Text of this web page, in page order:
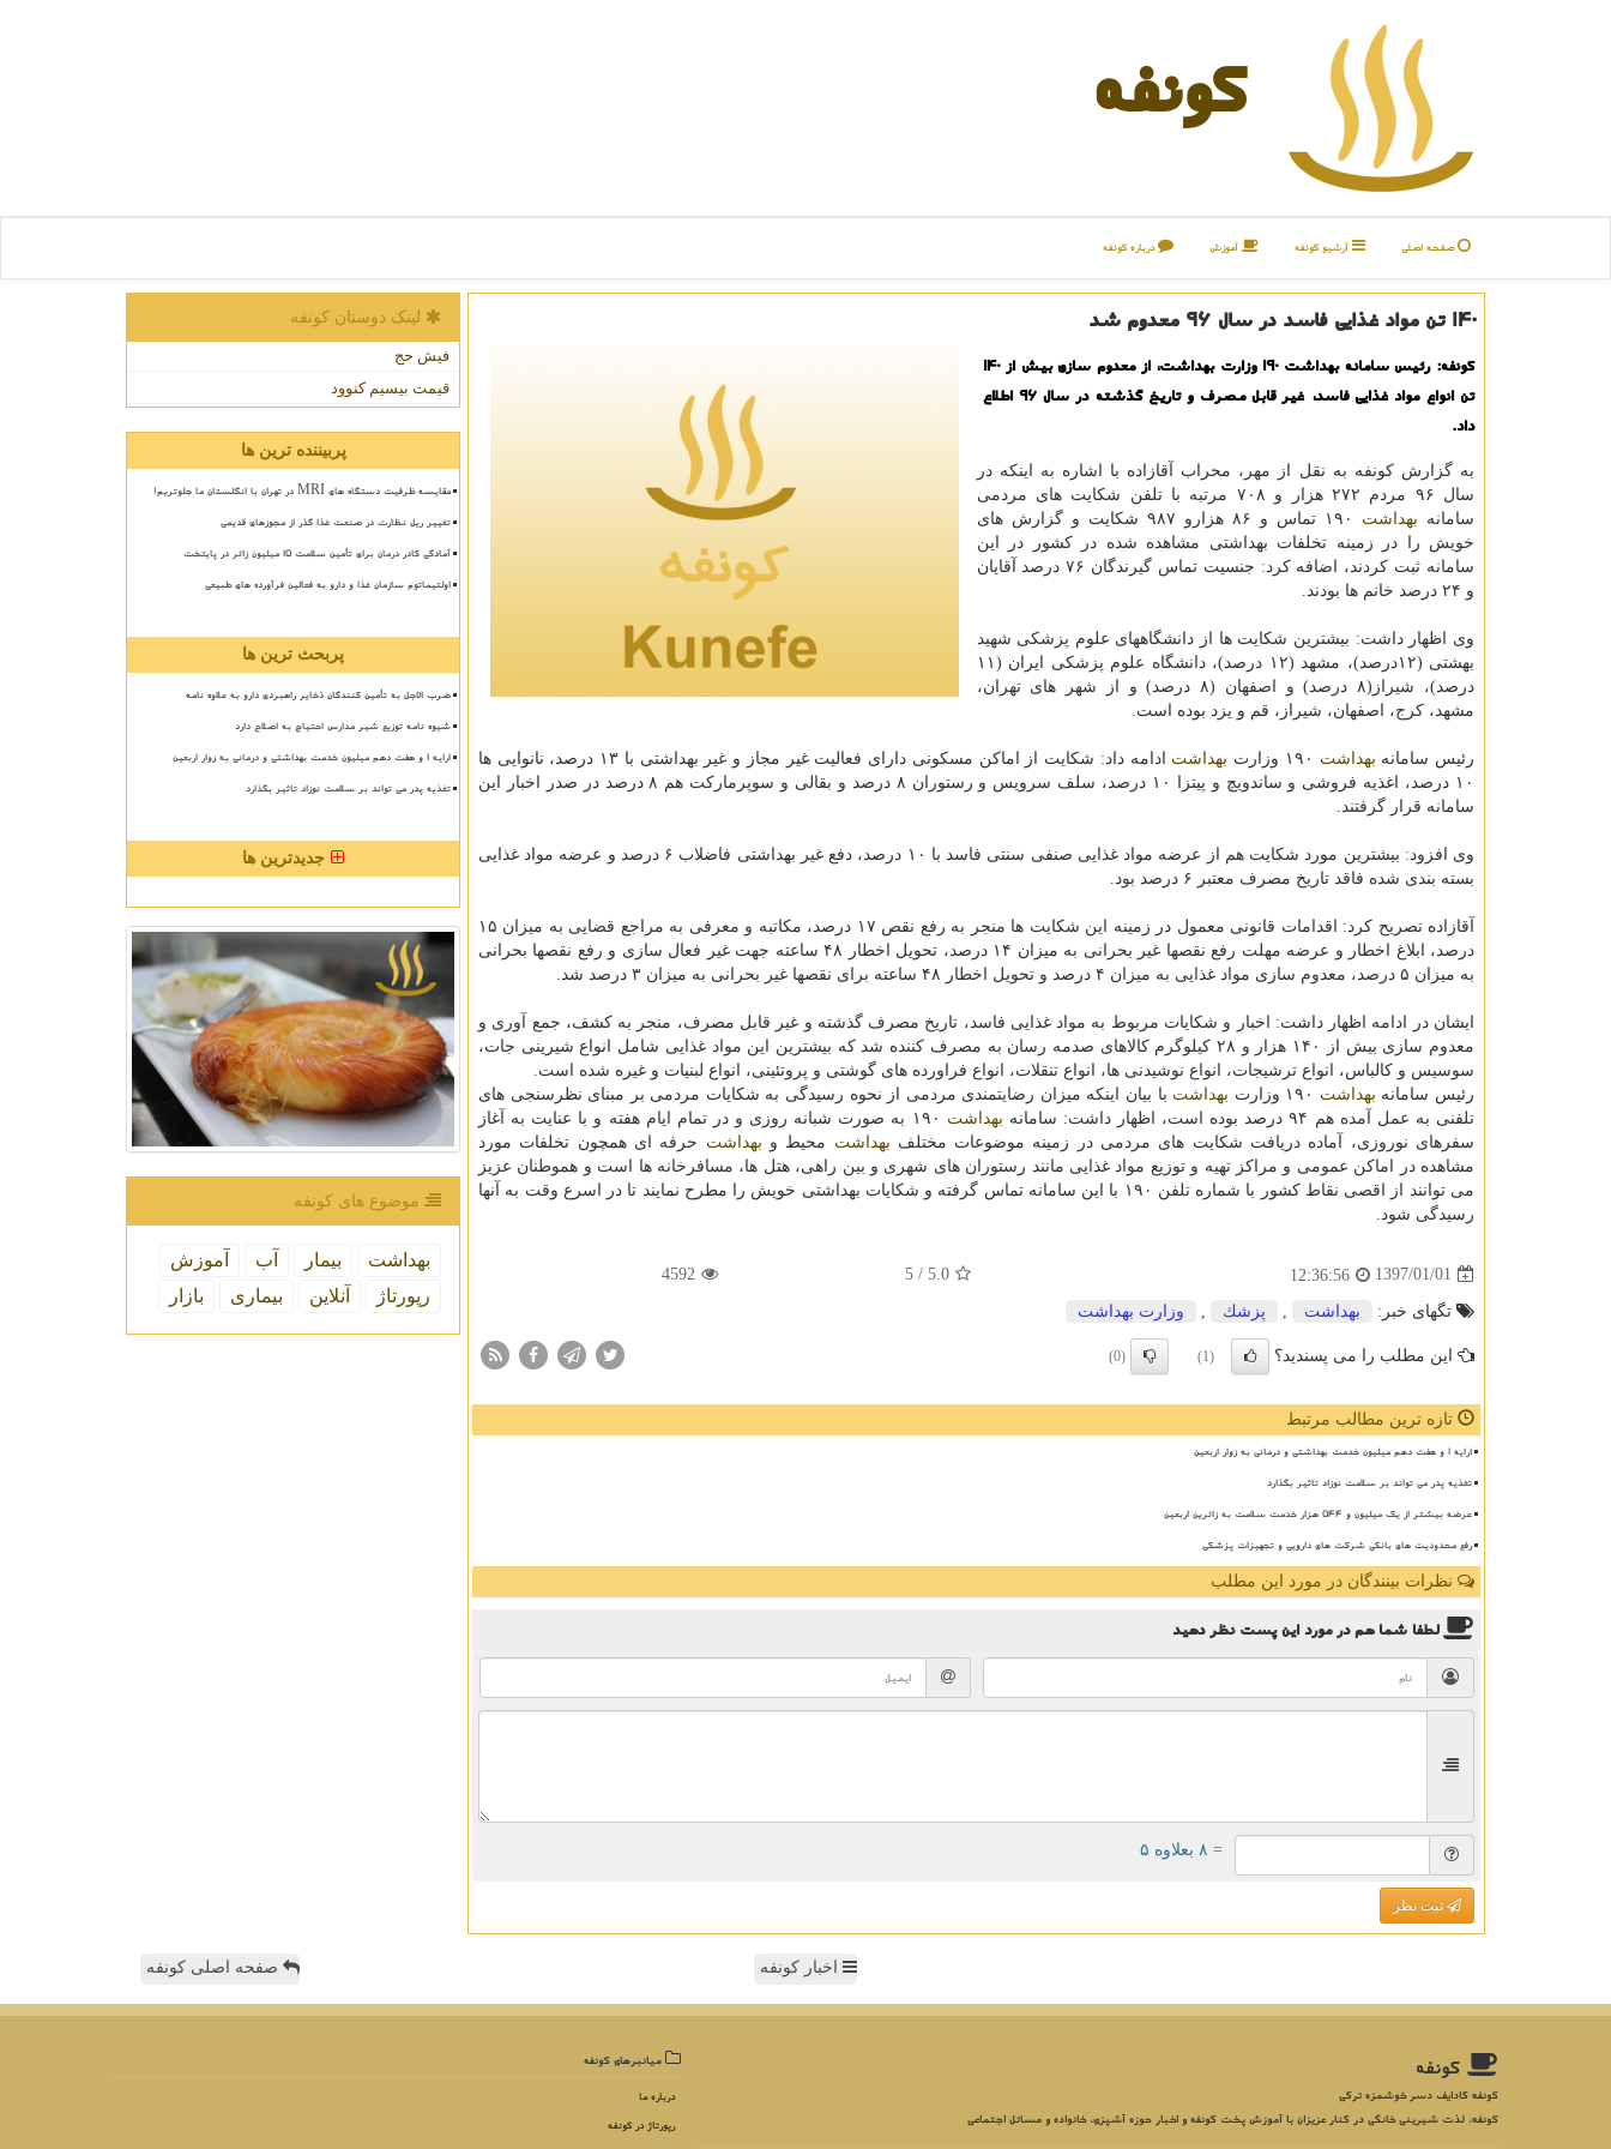
كونفه
صفحه اصلی آرشیو كونفه آموزش درباره كونفه
۱۴۰ تن مواد غذایی فاسد در سال ۹۶ معدوم شد
كونفه: رئیس سامانه بهداشت ۱۹۰ وزارت بهداشت، از معدوم سازی بیش از ۱۴۰
تن انواع مواد غذایی فاسد، غیر قابل مصرف و تاریخ گذشته در سال ۹۶ اطلاع
داد.
به گزارش كونفه به نقل از مهر، محراب آقازاده با اشاره به اینكه در
سال ۹۶ مردم ۲۷۲ هزار و ۷۰۸ مرتبه با تلفن شكایت های مردمی
سامانه بهداشت
۱۹۰ تماس و ۸۶ هزارو ۹۸۷ شكایت و گزارش های
خویش را در زمینه تخلفات بهداشتی مشاهده شده در كشور در این
سامانه ثبت كردند، اضافه كرد: جنسیت تماس گیرندگان ۷۶ درصد آقایان
و ۲۴ درصد خانم ها بودند.
وی اظهار داشت: بیشترین شكایت ها از دانشگاههای علوم پزشكی شهید
بهشتی (۱۲درصد)، مشهد (۱۲ درصد)، دانشگاه علوم پزشكی ایران (۱۱
درصد)، شیراز(۸ درصد) و اصفهان (۸ درصد) و از شهر های تهران،
مشهد، كرج، اصفهان، شیراز، قم و یزد بوده است.
رئیس سامانه بهداشت بهداشت
ادامه داد: شكایت از اماكن مسكونی دارای فعالیت غیر مجاز و غیر بهداشتی با ۱۳ درصد، نانوایی ها
۱۰ درصد، اغذیه فروشی و ساندویچ و پیتزا ۱۰ درصد، سلف سرویس و رستوران ۸ درصد و بقالی و سوپرماركت هم ۸ درصد در صدر اخبار این
سامانه قرار گرفتند.
وی افزود: بیشترین مورد شكایت هم از عرضه مواد غذایی صنفی سنتی فاسد با ۱۰ درصد، دفع غیر بهداشتی فاضلاب ۶ درصد و عرضه مواد غذایی
بسته بندی شده فاقد تاریخ مصرف معتبر ۶ درصد بود.
آقازاده تصریح كرد: اقدامات قانونی معمول در زمینه این شكایت ها منجر به رفع نقص ۱۷ درصد، مكاتبه و معرفی به مراجع قضایی به میزان ۱۵
درصد، ابلاغ اخطار و عرضه مهلت رفع نقصها غیر بحرانی به میزان ۱۴ درصد، تحویل اخطار ۴۸ ساعته جهت غیر فعال سازی و رفع نقصها بحرانی
به میزان ۵ درصد، معدوم سازی مواد غذایی به میزان ۴ درصد و تحویل اخطار ۴۸ ساعته برای نقصها غیر بحرانی به میزان ۳ درصد شد.
ایشان در ادامه اظهار داشت: اخبار و شكایات مربوط به مواد غذایی فاسد، تاریخ مصرف گذشته و غیر قابل مصرف، منجر به كشف، جمع آوری و
معدوم سازی بیش از ۱۴۰ هزار و ۲۸ كیلوگرم كالاهای صدمه رسان به مصرف كننده شد كه بیشترین این مواد غذایی شامل انواع شیرینی جات،
سوسیس و كالباس، انواع ترشیجات، انواع نوشیدنی ها، انواع تنقلات، انواع فراورده های گوشتی و پروتئینی، انواع لبنیات و غیره شده است.
رئیس سامانه بهداشت بهداشت با بیان اینكه میزان رضایتمندی مردمی از نحوه رسیدگی به شكایات مردمی بر مبنای نظرسنجی های
تلفنی به عمل آمده هم ۹۴ درصد بوده است، اظهار داشت: سامانه
بهداشت
۱۹۰ به صورت شبانه روزی و در تمام ایام هفته و با عنایت به آغاز
سفرهای نوروزی، آماده دریافت شكایت های مردمی در زمینه موضوعات مختلف بهداشت محیط و بهداشت حرفه ای همچون تخلفات مورد
مشاهده در اماكن عمومی و مراكز تهیه و توزیع مواد غذایی مانند رستوران های شهری و بین راهی، هتل ها، مسافرخانه ها است و هموطنان عزیز
می توانند از اقصی نقاط كشور با شماره تلفن ۱۹۰ با این سامانه تماس گرفته و شكایات بهداشتی خویش را مطرح نمایند تا در اسرع وقت به آنها
رسیدگی شود.
1397/01/01
12:36:56
5.0
/ 5
4592
تگهای خبر: بهداشت پزشك وزارت بهداشت
این مطلب را می پسندید؟ (1)
(0)
تازه ترین مطالب مرتبط
ارایه ۱ و هفت دهم میلیون خدمت بهداشتی و درمانی به زوار اربعین
تغذیه پدر می تواند بر سلامت نوزاد تاثیر بگذارد
عرضه بیشتر از یک میلیون و ۵۴۴ هزار خدمت سلامت به زائرین اربعین
رفع محدودیت های بانکی شرکت های دارویی و تجهیزات پزشکی
نظرات بینندگان در مورد این مطلب
لطفا شما همدر مورد این پستنظر دهید
= ۸ بعلاوه ۵
ثبت نظر
لینک دوستان كونفه
فیش حج
قیمت بیسیم کنوود
پربیننده ترین ها
مقایسه ظرفیت دستگاه های MRI در تهران با انگلستان ما جلوتریم!
تغییر ریل نظارت در صنعت غذا گذر از مجوزهای قدیمی
آمادگی کادر درمان برای تأمین سلامت 15 میلیون زائر در پایتخت
اولتیماتوم سازمان غذا و دارو به فعالین فرآورده های طبیعی
پربحث ترین ها
ضرب الاجل به تأمین کنندگان ذخایر راهبردی دارو به علاوه نامه
شیوه نامه توزیع شیر مدارس احتیاج به اصلاح دارد
ارایه ۱ و هفت دهم میلیون خدمت بهداشتی و درمانی به زوار اربعین
تغذیه پدر می تواند بر سلامت نوزاد تاثیر بگذارد
جدیدترین ها
موضوع های كونفه
بهداشت بیمار آب
آموزش
رپورتاژ
آنلاین بیماری بازار
اخبار کونفه صفحه اصلی کونفه
كونفه
کونفه کادایف دسر خوشمزه ترکی
کونفه، لذت شیرینی خانگی در کنار عزیزان با آموزش پخت کونفه و اخبار حوزه آشپزی، خانواده و مسائل اجتماعی
میانبرهای كونفه
درباره ما
رپورتاژ در كونفه